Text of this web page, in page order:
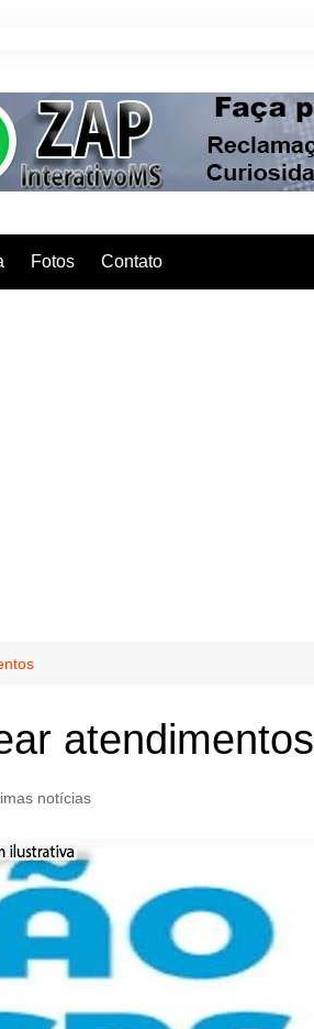
Fotos Contato
atendimentos
notícias